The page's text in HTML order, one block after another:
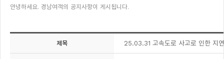
안녕하세요. 경남여객의 공지사항이 게시됩니다.
제목 25.03.31 고속도로 사고로 인한 지